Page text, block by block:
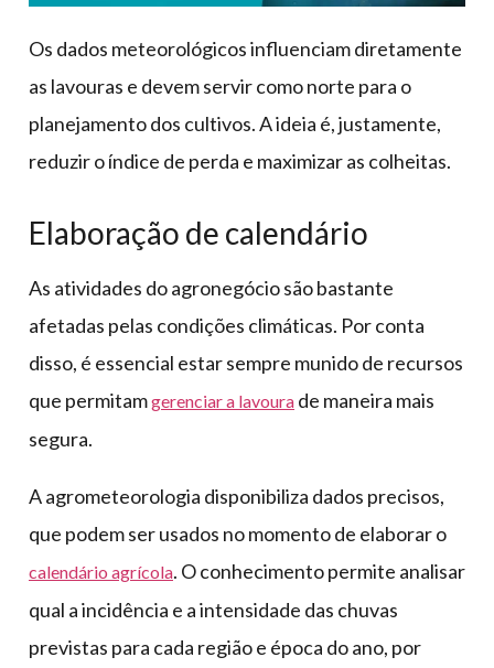
Os dados meteorológicos influenciam diretamente
as lavouras e devem servir como norte para o
planejamento dos cultivos. A ideia é, justamente,
reduzir o índice de perda e maximizar as colheitas.
Elaboração de calendário
As atividades do agronegócio são bastante
afetadas pelas condições climáticas. Por conta
disso, é essencial estar sempre munido de recursos
que permitamgerenciar a lavoura de maneira mais
segura.
A agrometeorologia disponibiliza dados precisos,
que podem ser usados no momento de elaborar o
calendário agrícola. O conhecimento permite analisar
qual a incidência e a intensidade das chuvas
previstas para cada região e época do ano, por